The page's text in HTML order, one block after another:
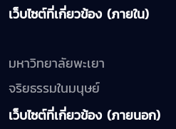
เว็บไซต์ที่เกี่ยวข้อง (ภายใน)
มหาวิทยาลัยพะเยา
จริยธรรมในมนุษย์
เว็บไซต์ที่เกี่ยวข้อง (ภายนอก)